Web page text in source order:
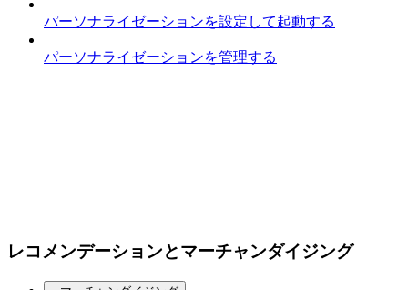
パーソナライゼーションを設定して起動する
パーソナライゼーションを管理する
レコメンデーションとマーチャンダイジング